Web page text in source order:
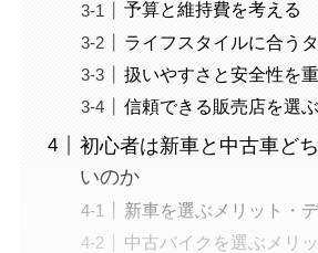
予算と維持費を考える
ライフスタイルに合う
扱いやすさと安全性を
信頼できる販売店を選ぶ
初心者は新車と中古車ど
いのか
新車を選ぶメリット・
中古バイクを選ぶメリ